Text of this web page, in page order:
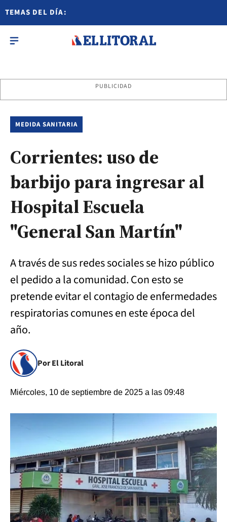
TEMAS DEL DÍA:
PUBLICIDAD
MEDIDA SANITARIA
Corrientes: uso de
barbijo para ingresar al
Hospital Escuela
"General San Martín"
A través de sus redes sociales se hizo público
el pedido a la comunidad. Con esto se
pretende evitar el contagio de enfermedades
respiratorias comunes en este época del
año.
Por El Litoral
Miércoles, 10 de septiembre de 2025 a las 09:48